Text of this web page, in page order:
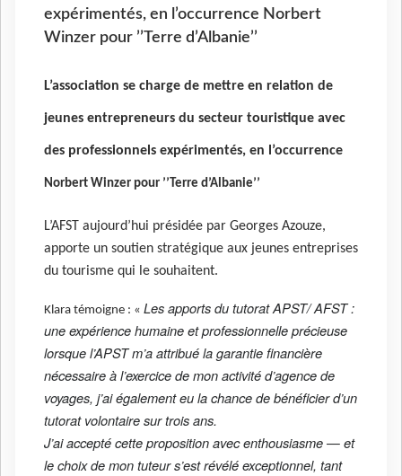
expérimentés, en l’occurrence Norbert
Winzer pour ’’Terre d’Albanie’’
L’association se charge de mettre en relation de
jeunes entrepreneurs du secteur touristique avec
des professionnels expérimentés, en l’occurrence
Norbert Winzer pour ’’Terre d’Albanie’’
L’AFST aujourd’hui présidée par Georges Azouze,
apporte un soutien stratégique aux jeunes entreprises
du tourisme qui le souhaitent.
Klara témoigne : « Les apports du tutorat APST/ AFST :
une expérience humaine et professionnelle précieuse
lorsque l’APST m’a attribué la garantie financière
nécessaire à l’exercice de mon activité d’agence de
voyages, j’ai également eu la chance de bénéficier d’un
tutorat volontaire sur trois ans.
J’ai accepté cette proposition avec enthousiasme — et
le choix de mon tuteur s’est révélé exceptionnel, tant